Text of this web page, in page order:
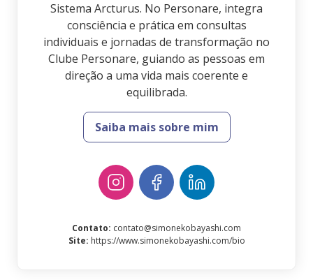
Sistema Arcturus. No Personare, integra
consciência e prática em consultas
individuais e jornadas de transformação no
Clube Personare, guiando as pessoas em
direção a uma vida mais coerente e
equilibrada.
Saiba mais sobre mim
Contato: contato@simonekobayashi.com
Site: https://www.simonekobayashi.com/bio